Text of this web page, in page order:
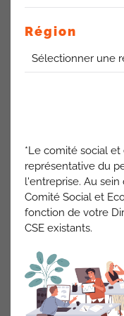
Nous prenons acte
l’épargne salariale et
sur le PER.
Une migration réussie
importants,
des comptes en
du traitement des
20%
ACTUALITÉS
Région
*Le comité social et
représentative du
l'entreprise. Au sein
Comité Social et
fonction de votre
CSE existants.